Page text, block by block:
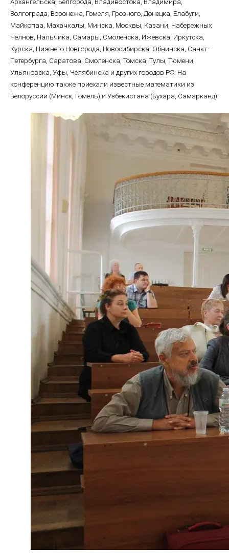
Архангельска, Белгорода, Владивостока, Владимира,
Волгограда, Воронежа, Гомеля, Грозного, Донецка, Елабуги,
Майкопаа, Махачкалы, Минска, Москвы, Казани, Набережных
Челнов, Нальчика, Самары, Смоленска, Ижевска, Иркутска,
Курска, Нижнего Новгорода, Новосибирска, Обнинска, Санкт-
Петербурга, Саратова, Смоленска, Томска, Тулы, Тюмени,
Ульяновска, Уфы, Челябинска и других городов РФ. На
конференцию также приехали известные математики из
Белоруссии (Минск, Гомель) и Узбекистана (Бухара, Самарканд).